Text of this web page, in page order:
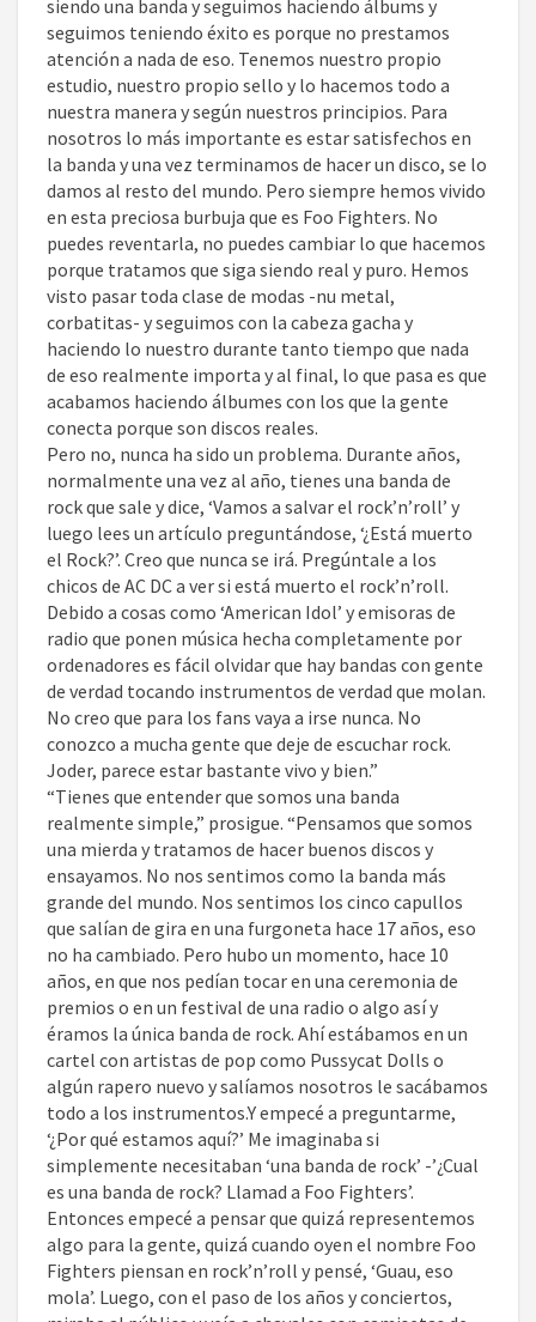
siendo una banda y seguimos haciendo álbums y
seguimos teniendo éxito es porque no prestamos
atención a nada de eso. Tenemos nuestro propio
estudio, nuestro propio sello y lo hacemos todo a
nuestra manera y según nuestros principios. Para
nosotros lo más importante es estar satisfechos en
la banda y una vez terminamos de hacer un disco, se lo
damos al resto del mundo. Pero siempre hemos vivido
en esta preciosa burbuja que es Foo Fighters. No
puedes reventarla, no puedes cambiar lo que hacemos
porque tratamos que siga siendo real y puro. Hemos
visto pasar toda clase de modas -nu metal,
corbatitas- y seguimos con la cabeza gacha y
haciendo lo nuestro durante tanto tiempo que nada
de eso realmente importa y al final, lo que pasa es que
acabamos haciendo álbumes con los que la gente
conecta porque son discos reales.
Pero no, nunca ha sido un problema. Durante años,
normalmente una vez al año, tienes una banda de
rock que sale y dice, ‘Vamos a salvar el rock’n’roll’ y
luego lees un artículo preguntándose, ‘¿Está muerto
el Rock?’. Creo que nunca se irá. Pregúntale a los
chicos de AC DC a ver si está muerto el rock’n’roll.
Debido a cosas como ‘American Idol’ y emisoras de
radio que ponen música hecha completamente por
ordenadores es fácil olvidar que hay bandas con gente
de verdad tocando instrumentos de verdad que molan.
No creo que para los fans vaya a irse nunca. No
conozco a mucha gente que deje de escuchar rock.
Joder, parece estar bastante vivo y bien.”
“Tienes que entender que somos una banda
realmente simple,” prosigue. “Pensamos que somos
una mierda y tratamos de hacer buenos discos y
ensayamos. No nos sentimos como la banda más
grande del mundo. Nos sentimos los cinco capullos
que salían de gira en una furgoneta hace 17 años, eso
no ha cambiado. Pero hubo un momento, hace 10
años, en que nos pedían tocar en una ceremonia de
premios o en un festival de una radio o algo así y
éramos la única banda de rock. Ahí estábamos en un
cartel con artistas de pop como Pussycat Dolls o
algún rapero nuevo y salíamos nosotros le sacábamos
todo a los instrumentos.Y empecé a preguntarme,
‘¿Por qué estamos aquí?’ Me imaginaba si
simplemente necesitaban ‘una banda de rock’ -’¿Cual
es una banda de rock? Llamad a Foo Fighters’.
Entonces empecé a pensar que quizá representemos
algo para la gente, quizá cuando oyen el nombre Foo
Fighters piensan en rock’n’roll y pensé, ‘Guau, eso
mola’. Luego, con el paso de los años y conciertos,